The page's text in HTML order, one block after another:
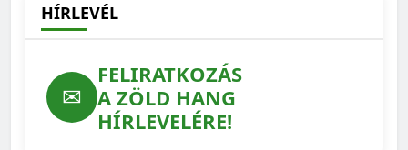
HÍRLEVÉL
✉
FELIRATKOZÁS
A ZÖLD HANG
HÍRLEVELÉRE!